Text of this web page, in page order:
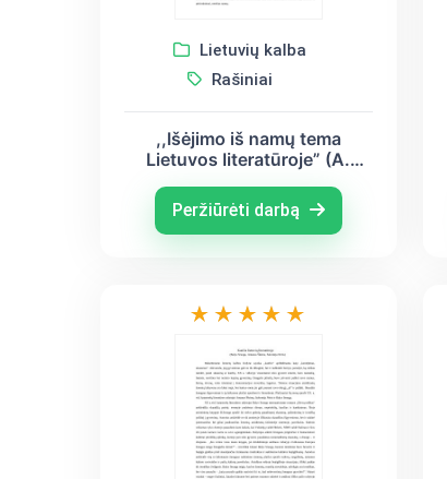
Lietuvių kalba
Rašiniai
,,Išėjimo iš namų tema
Lietuvos literatūroje” (A.
Škėma)
Peržiūrėti darbą